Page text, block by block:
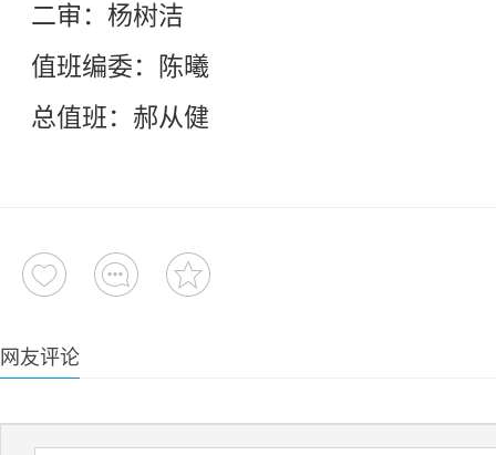
二审：杨树洁
值班编委：陈曦
总值班：郝从健
网友评论